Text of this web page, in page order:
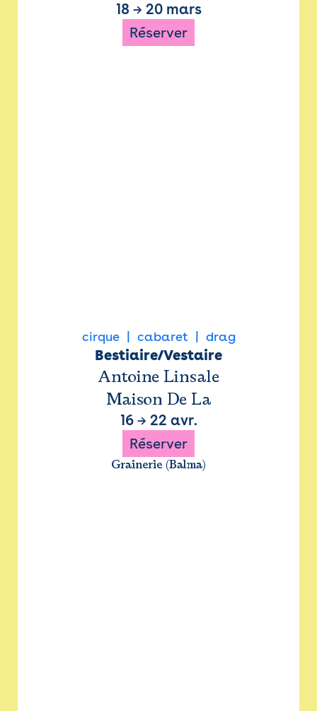
18 → 20 mars
Réserver
cirque cabaret drag
Bestiaire/Vestaire
Antoine Linsale
Maison De La
16→ 22 avr.
Réserver
Grainerie (Balma)